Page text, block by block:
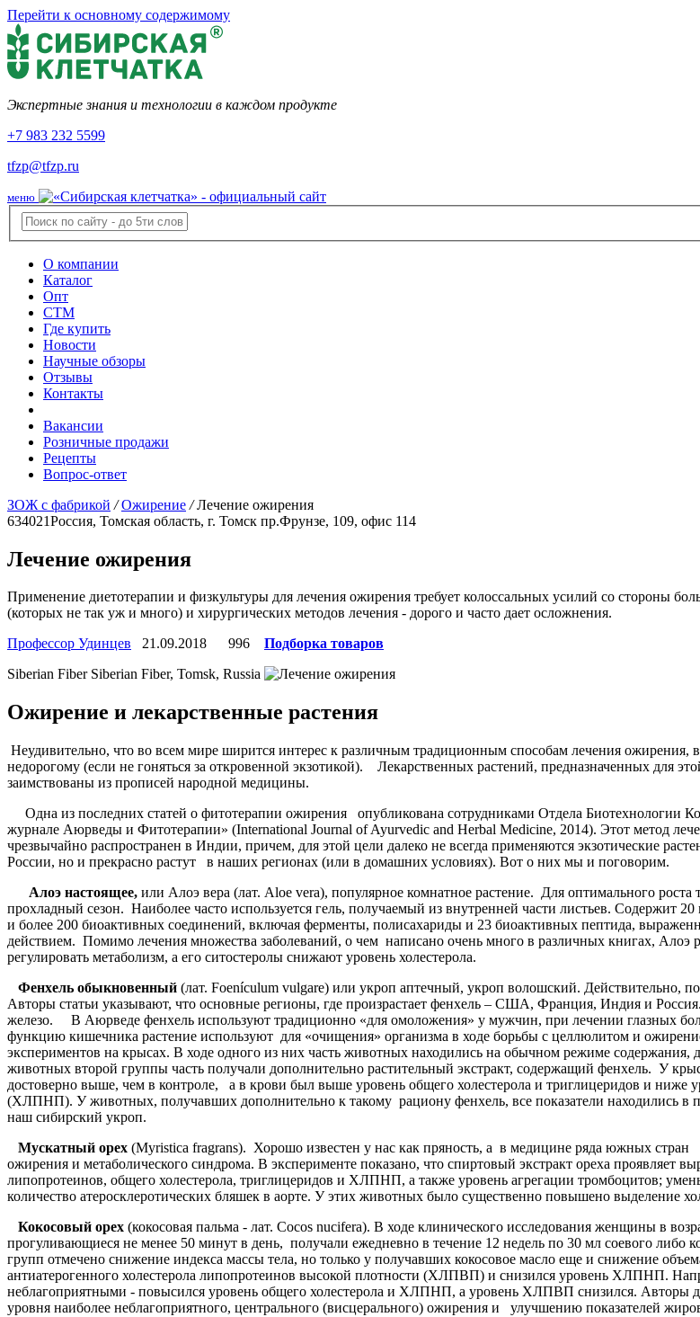
Перейти к основному содержимому
Экспертные знания и технологии в каждом продукте
+7 983 232 5599
tfzp@tfzp.ru
меню
О компании
Каталог
Опт
СТМ
Где купить
Новости
Научные обзоры
Отзывы
Контакты
Вакансии
Розничные продажи
Рецепты
Вопрос-ответ
ЗОЖ с фабрикой / Ожирение / Лечение ожирения
634021Россия, Томская область, г. Томск пр.Фрунзе, 109, офис 114
Лечение ожирения
Применение диетотерапии и физкультуры для лечения ожирения требует колоссальных усилий со стороны
(которых не так уж и много) и хирургических методов лечения - дорого и часто дает осложнения.
Профессор Удинцев
21.09.2018 996
Подборка товаров
Siberian Fiber Siberian Fiber, Tomsk, Russia
Ожирение и лекарственные растения
Неудивительно, что во всем мире ширится интерес к различным традиционным способам лечения ожирения,
недорогому (если не гоняться за откровенной экзотикой). Лекарственных растений, предназначенных для
заимствованы из прописей народной медицины.
Одна из последних статей о фитотерапии ожирения опубликована сотрудниками Отдела
журнале Аюрведы и Фитотерапии» (International Journal of Ayurvedic and Herbal Medicine, 2014). Этот метод
чрезвычайно распространен в Индии, причем, для этой цели далеко не всегда применяются экзотические
России, но и прекрасно растут в наших регионах (или в домашних условиях). Вот о них мы и поговорим.
Алоэ настоящее, или Алоэ вера (лат. Alоe vеra), популярное комнатное растение. Для оптимального
прохладный сезон. Наиболее часто используется гель, получаемый из внутренней части листьев. Содержит
и более 200 биоактивных соединений, включая ферменты, полисахариды и 23 биоактивных пептида,
действием. Помимо лечения множества заболеваний, о чем написано очень много в различных книгах, Алоэ
регулировать метаболизм, а его ситостеролы снижают уровень холестерола.
Фенхель обыкновенный (лат. Foenículum vulgаre) или укроп аптечный, укроп волошский. Действительно,
Авторы статьи указывают, что основные регионы, где произрастает фенхель – США, Франция, Индия и
железо. В Аюрведе фенхель используют традиционно «для омоложения» у мужчин, при лечении глазных
функцию кишечника растение используют для «очищения» организма в ходе борьбы с целлюлитом и
экспериментов на крысах. В ходе одного из них часть животных находились на обычном режиме
животных второй группы часть получали дополнительно растительный экстракт, содержащий фенхель. У
достоверно выше, чем в контроле, а в крови был выше уровень общего холестерола и триглицеридов и ниже
(ХЛПНП). У животных, получавших дополнительно к такому рациону фенхель, все показатели находились в
наш сибирский укроп.
Мускатный орех (Myristica fragrans). Хорошо известен у нас как пряность, а в медицине ряда южных
ожирения и метаболического синдрома. В эксперименте показано, что спиртовый экстракт ореха проявляет
липопротеинов, общего холестерола, триглицеридов и ХЛПНП, а также уровень агрегации тромбоцитов;
количество атеросклеротических бляшек в аорте. У этих животных было существенно повышено выделение
Кокосовый орех (кокосовая пальма - лат. Cоcos nucifеra). В ходе клинического исследования женщины в
прогуливающиеся не менее 50 минут в день, получали ежедневно в течение 12 недель по 30 мл соевого либо
групп отмечено снижение индекса массы тела, но только у получавших кокосовое масло еще и снижение
антиатерогенного холестерола липопротеинов высокой плотности (ХЛПВП) и снизился уровень ХЛПНП.
неблагоприятными - повысился уровень общего холестерола и ХЛПНП, а уровень ХЛПВП снизился. Авторы
уровня наиболее неблагоприятного, центрального (висцерального) ожирения и улучшению показателей